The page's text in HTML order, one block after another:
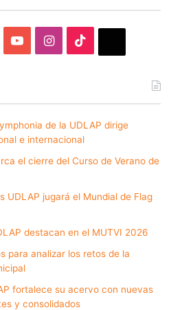
YouTubeInstagram
de la UDLAP dirige
e internacional
el cierre del Curso de Verano de
UDLAP jugará el Mundial de Flag
destacan en el MUTVI 2026
para analizar los retos de la
fortalece su acervo con nuevas
y consolidados